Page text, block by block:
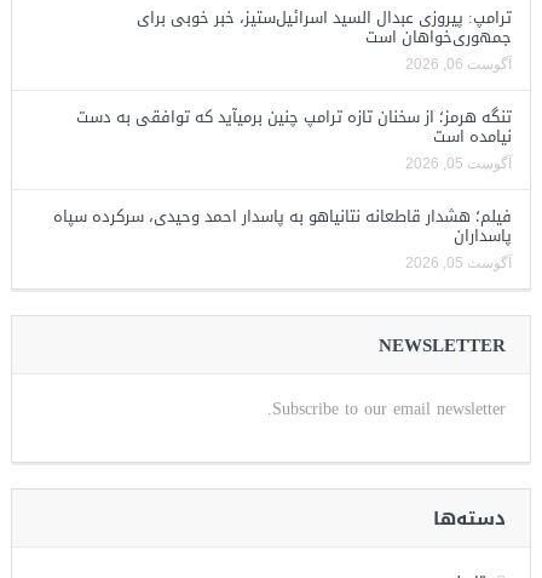
ترامپ: پیروزی عبدال السید اسرائیل‌ستیز، خبر خوبی برای
جمهوری‌خواهان است
آگوست 06, 2026
تنگه هرمز؛ از سخنان تازه ترامپ چنین برمیآید که توافقی به دست
نیامده است
آگوست 05, 2026
فیلم؛ هشدار قاطعانه نتانیاهو به پاسدار احمد وحیدی، سرکرده سپاه
پاسداران
آگوست 05, 2026
NEWSLETTER
Subscribe to our email newsletter.
دسته‌ها